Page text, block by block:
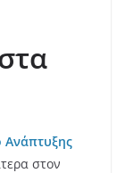
στον